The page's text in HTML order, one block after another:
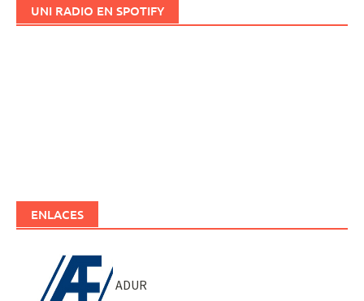
UNI RADIO EN SPOTIFY
ENLACES
ADUR